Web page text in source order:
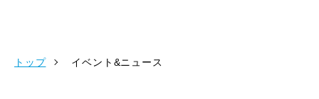
トップ イベント&ニュース